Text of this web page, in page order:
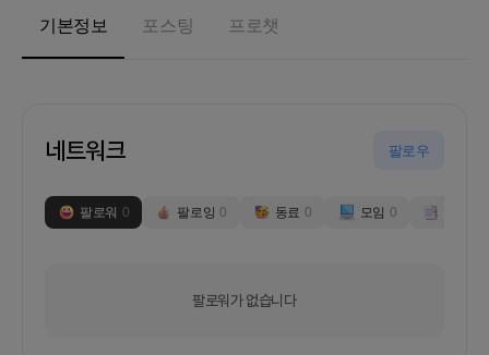
기본정보 포스팅 프로챗
네트워크 팔로우
팔로워 0 팔로잉 0 동료 0 모임 0
팔로워가 없습니다